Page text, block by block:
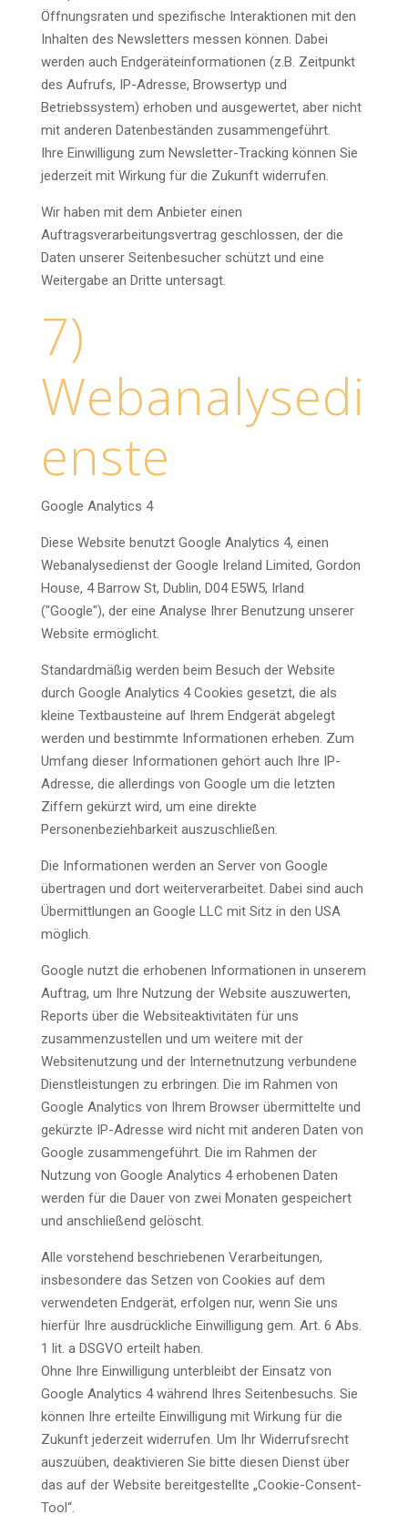
Öffnungsraten und spezifische Interaktionen mit den
Inhalten des Newsletters messen können. Dabei
werden auch Endgeräteinformationen (z.B. Zeitpunkt
des Aufrufs, IP-Adresse, Browsertyp und
Betriebssystem) erhoben und ausgewertet, aber nicht
mit anderen Datenbeständen zusammengeführt.
Ihre Einwilligung zum Newsletter-Tracking können Sie
jederzeit mit Wirkung für die Zukunft widerrufen.
Wir haben mit dem Anbieter einen
Auftragsverarbeitungsvertrag geschlossen, der die
Daten unserer Seitenbesucher schützt und eine
Weitergabe an Dritte untersagt.
7)
Webanalysedi
enste
Google Analytics 4
Diese Website benutzt Google Analytics 4, einen
Webanalysedienst der Google Ireland Limited, Gordon
House, 4 Barrow St, Dublin, D04 E5W5, Irland
("Google"), der eine Analyse Ihrer Benutzung unserer
Website ermöglicht.
Standardmäßig werden beim Besuch der Website
durch Google Analytics 4 Cookies gesetzt, die als
kleine Textbausteine auf Ihrem Endgerät abgelegt
werden und bestimmte Informationen erheben. Zum
Umfang dieser Informationen gehört auch Ihre IP-
Adresse, die allerdings von Google um die letzten
Ziffern gekürzt wird, um eine direkte
Personenbeziehbarkeit auszuschließen.
Die Informationen werden an Server von Google
übertragen und dort weiterverarbeitet. Dabei sind auch
Übermittlungen an Google LLC mit Sitz in den USA
möglich.
Google nutzt die erhobenen Informationen in unserem
Auftrag, um Ihre Nutzung der Website auszuwerten,
Reports über die Websiteaktivitäten für uns
zusammenzustellen und um weitere mit der
Websitenutzung und der Internetnutzung verbundene
Dienstleistungen zu erbringen. Die im Rahmen von
Google Analytics von Ihrem Browser übermittelte und
gekürzte IP-Adresse wird nicht mit anderen Daten von
Google zusammengeführt. Die im Rahmen der
Nutzung von Google Analytics 4 erhobenen Daten
werden für die Dauer von zwei Monaten gespeichert
und anschließend gelöscht.
Alle vorstehend beschriebenen Verarbeitungen,
insbesondere das Setzen von Cookies auf dem
verwendeten Endgerät, erfolgen nur, wenn Sie uns
hierfür Ihre ausdrückliche Einwilligung gem. Art. 6 Abs.
1 lit. a DSGVO erteilt haben.
Ohne Ihre Einwilligung unterbleibt der Einsatz von
Google Analytics 4 während Ihres Seitenbesuchs. Sie
können Ihre erteilte Einwilligung mit Wirkung für die
Zukunft jederzeit widerrufen. Um Ihr Widerrufsrecht
auszuüben, deaktivieren Sie bitte diesen Dienst über
das auf der Website bereitgestellte „Cookie-Consent-
Tool“.